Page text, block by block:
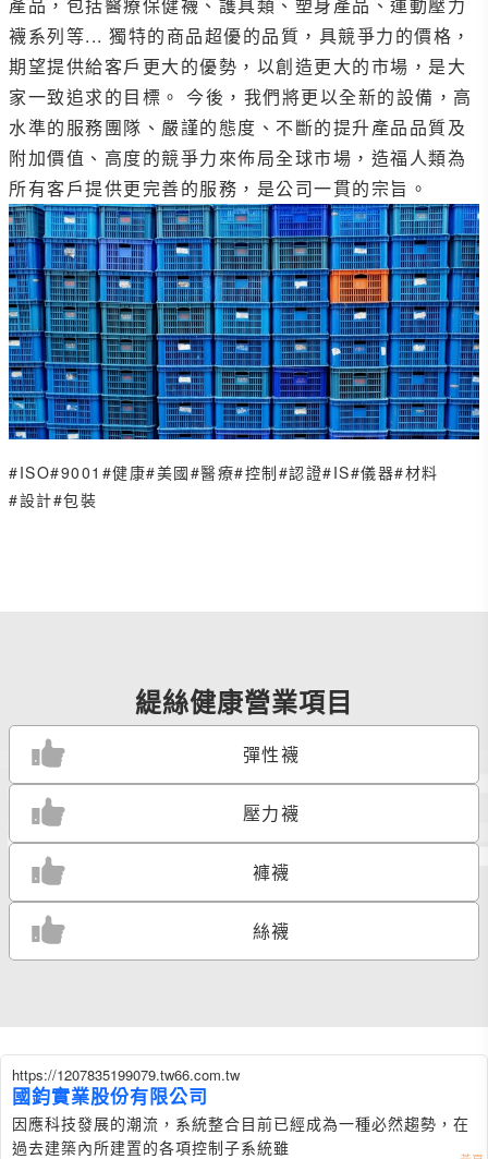
襪系列等... 獨特的商品超優的品質，具競爭力的價格，
期望提供給客戶更大的優勢，以創造更大的市場，是大
家一致追求的目標。 今後，我們將更以全新的設備，高
水準的服務團隊、嚴謹的態度、不斷的提升產品品質及
附加價值、高度的競爭力來佈局全球市場，造福人類為
所有客戶提供更完善的服務，是公司一貫的宗旨。
#ISO#9001 #健康#美國#醫療#控制#認證#IS#儀器#材料
#設計#包裝
緹絲健康營業項目
彈性襪
壓力襪
褲襪
絲襪
https://1207835199079.tw66.com.tw
國鈞實業股份有限公司
因應科技發展的潮流，系統整合目前已經成為一種必然趨勢，在
過去建築內所建置的各項控制子系統雖